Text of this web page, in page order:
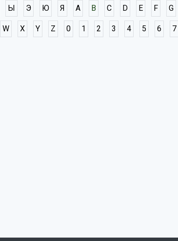
Ы Э Ю Я A B C D E F G
W X Y Z 0 1 2 3 4 5 6 7